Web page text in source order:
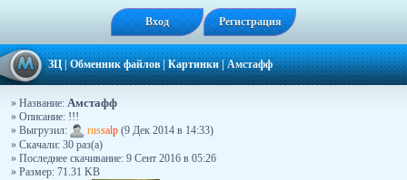
Вход Регистрация
ЗЦ|Обменник файлов|Картинки|Амстафф
» Название: Амстафф
» Описание: !!!
» Выгрузил:
russalp (9 Дек 2014 в 14:33)
» Скачали: 30 раз(a)
» Последнее скачивание: 9 Сент 2016 в 05:26
» Размер: 71.31 KB